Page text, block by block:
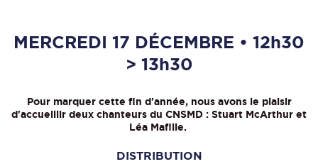
MERCREDI 17 DÉCEMBRE • 12h30
> 13h30
Pour marquer cette fin d'année, nous avons le plaisir
d'accueillir deux chanteurs du CNSMD : Stuart McArthur et
Léa Mafille.
DISTRIBUTION